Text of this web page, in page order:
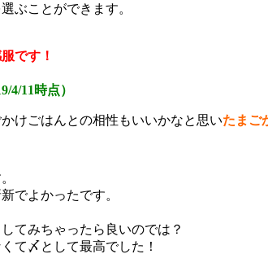
選ぶことができます。
です！
4/11時点）
けごはんとの相性もいいかなと思いたまご
でよかったです。
てみちゃったら良いのでは？
て〆として最高でした！